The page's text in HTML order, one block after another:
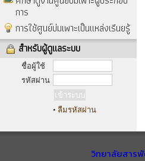
การ
การใช้ศูนย์บ่มเพาะเป็นแหล่งเรีนยรู้
สำหรับผู้ดูแลระบบ
ชื่อผู้ใช้
รหัสผ่าน
• ลืมรหัสผ่าน
วิทยาลัยสาร